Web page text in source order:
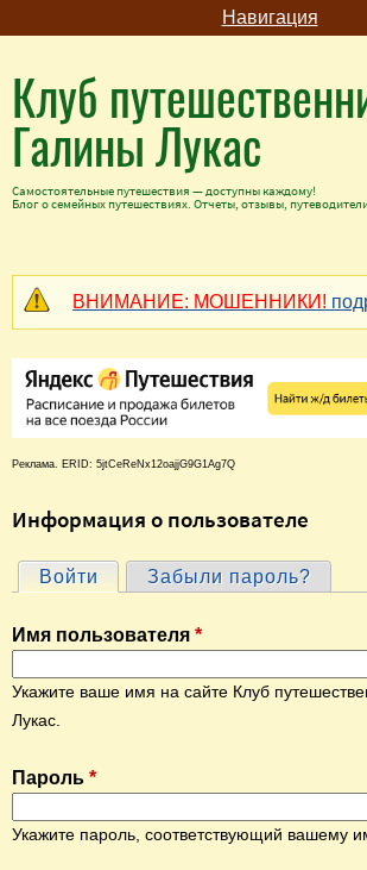
Навигация
Клуб
Галины Лукас
Самостоятельные путешествия — доступны каждому!
Блог о семейных путешествиях. Отчеты, отзывы,
ВНИМАНИЕ: МОШЕННИКИ!
Реклама. ERID: 5jtCeReNx12oajjG9G1Ag7Q
Информация о пользователе
Г
л
а
в
н
е
в
Войти (активная вкладка)
Забыли пароль?
Имя пользователя *
Укажите ваше имя на сайте Клуб
Лукас.
Пароль *
Укажите пароль, соответствующий вашему